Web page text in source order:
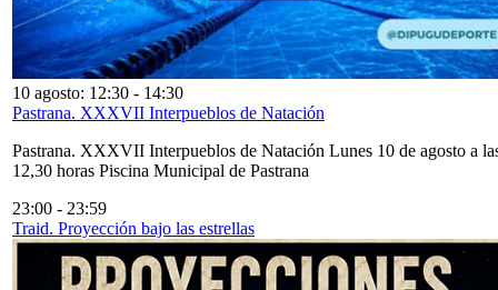
10 agosto: 12:30 - 14:30
Pastrana. XXXVII Interpueblos de Natación
Pastrana. XXXVII Interpueblos de Natación Lunes 10 de agosto a
12,30 horas Piscina Municipal de Pastrana
23:00 - 23:59
Traid. Proyección bajo las estrellas